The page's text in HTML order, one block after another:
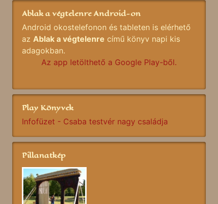
Ablak a végtelenre Android-on
Android okostelefonon és tableten is elérhető
az Ablak a végtelenre című könyv napi kis
adagokban.
Az app letölthető a Google Play-ből.
Play Könyvek
Infofüzet - Csaba testvér nagy családja
Pillanatkép